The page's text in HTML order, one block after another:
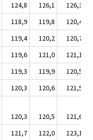
124,8 126,1
126,3
118,9 119,8
120,4
119,4 120,2
120,7
119,6 121,0
121,1
119,3 119,9
120,5
120,3 120,6
121,5
120,3 120,5
121,6
121,7 122,0
123,1